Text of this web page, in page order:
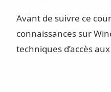
Avant de suivre ce
connaissances sur
techniques d’accès